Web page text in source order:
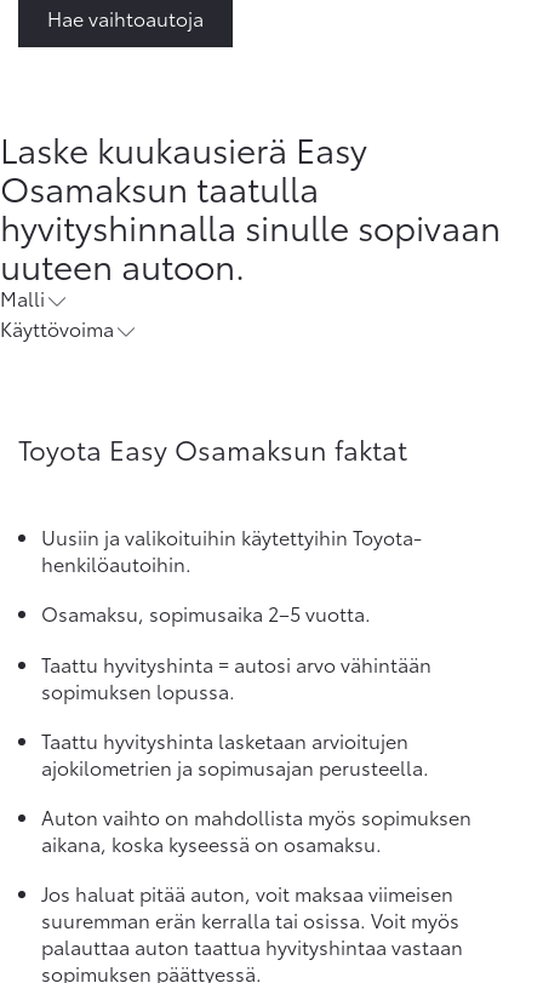
Hae vaihtoautoja
Laske kuukausierä Easy
Osamaksun taatulla
hyvityshinnalla sinulle sopivaan
uuteen autoon.
Malli
Käyttövoima
Toyota Easy Osamaksun faktat
Uusiin ja valikoituihin käytettyihin Toyota-
henkilöautoihin.
Osamaksu, sopimusaika 2–5 vuotta.
Taattu hyvityshinta = autosi arvo vähintään
sopimuksen lopussa.
Taattu hyvityshinta lasketaan arvioitujen
ajokilometrien ja sopimusajan perusteella.
Auton vaihto on mahdollista myös sopimuksen
aikana, koska kyseessä on osamaksu.
Jos haluat pitää auton, voit maksaa viimeisen
suuremman erän kerralla tai osissa. Voit myös
palauttaa auton taattua hyvityshintaa vastaan
sopimuksen päättyessä.